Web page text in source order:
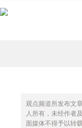
观点频道所发布文
人所有，未经作者
面媒体不得予以转